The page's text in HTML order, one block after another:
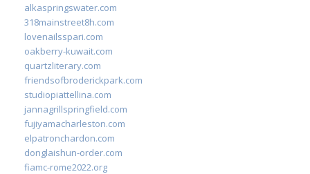
alkaspringswater.com
318mainstreet8h.com
lovenailsspari.com
oakberry-kuwait.com
quartzliterary.com
friendsofbroderickpark.com
studiopiattellina.com
jannagrillspringfield.com
fujiyamacharleston.com
elpatronchardon.com
donglaishun-order.com
fiamc-rome2022.org